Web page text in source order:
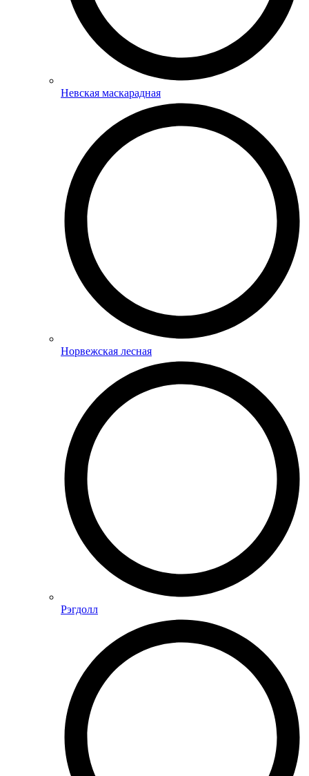
Невская маскарадная
Норвежская лесная
Рэгдолл